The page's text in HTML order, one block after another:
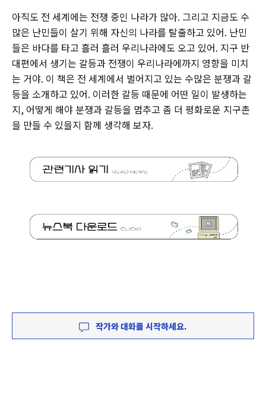
아직도 전 세계에는 전쟁 중인 나라가 많아. 그리고 지금도 수
많은 난민들이 살기 위해 자신의 나라를 탈출하고 있어. 난민
들은 바다를 타고 흘러 흘러 우리나라에도 오고 있어. 지구 반
대편에서 생기는 갈등과 전쟁이 우리나라에까지 영향을 미치
는 거야. 이 책은 전 세계에서 벌어지고 있는 수많은 분쟁과 갈
등을 소개하고 있어. 이러한 갈등 때문에 어떤 일이 발생하는
지, 어떻게 해야 분쟁과 갈등을 멈추고 좀 더 평화로운 지구촌
을 만들 수 있을지 함께 생각해 보자.
작가와 대화를 시작하세요.